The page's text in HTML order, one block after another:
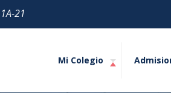
21
Mi Colegio